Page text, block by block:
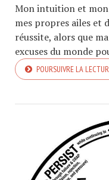
Mon intuition et
mes propres ailes et
réussite, alors que
excuses du monde
POURSUIVRE LA